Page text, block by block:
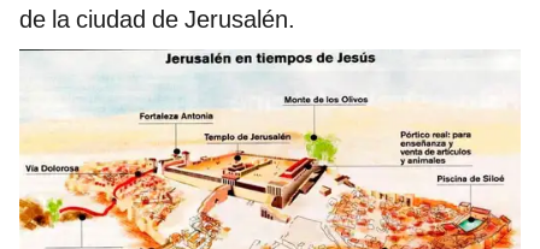
de la ciudad de Jerusalén.